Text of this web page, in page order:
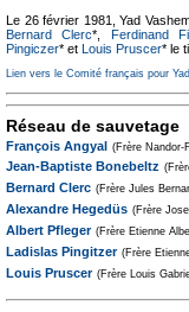
Le 26 février 1981, Yad
Bernard Clerc*, Ferdinand
Pingiczer* et Louis Pruscer* le
Lien vers le Comité français pour
Réseau de sauvetage
François Angyal (Frère Nandor-
Jean-Baptiste Bonebeltz
Bernard Clerc (Frère Jules
Alexandre Hegedüs (Frère
Albert Pfleger (Frère Etienne
Ladislas Pingitzer (Frère
Louis Pruscer (Frère Louis